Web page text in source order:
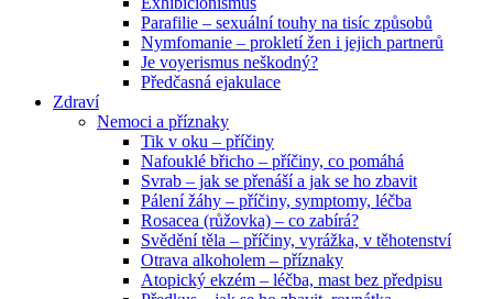
Parafilie – sexuální touhy na tisíc způsobů
Nymfomanie – prokletí žen i jejich partnerů
Je voyerismus neškodný?
Předčasná ejakulace
Zdraví
Nemoci a příznaky
Tik v oku – příčiny
Nafouklé břicho – příčiny, co pomáhá
Svrab – jak se přenáší a jak se ho zbavit
Pálení žáhy – příčiny, symptomy, léčba
Rosacea (růžovka) – co zabírá?
Svědění těla – příčiny, vyrážka, v těhotenství
Otrava alkoholem – příznaky
Atopický ekzém – léčba, mast bez předpisu